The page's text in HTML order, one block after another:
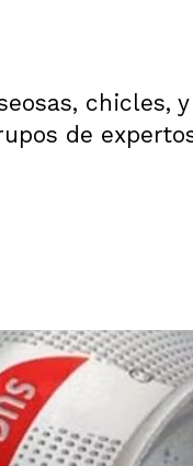
chicles,
de